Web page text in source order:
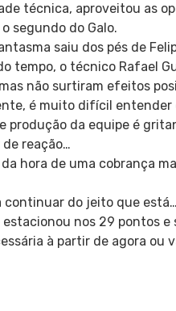
técnica, aproveitou as
segundo do Galo.
saiu dos pés de
tempo, o técnico Rafael
não surtiram efeitos
é muito difícil entender
produção da equipe é
de reação…
hora de uma cobrança
continuar do jeito que está…
estacionou nos 29 pontos
à partir de agora ou